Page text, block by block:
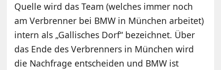
Quelle wird das Team (welches immer noch
am Verbrenner bei BMW in München arbeitet)
intern als „Gallisches Dorf“ bezeichnet. Über
das Ende des Verbrenners in München wird
die Nachfrage entscheiden und BMW ist